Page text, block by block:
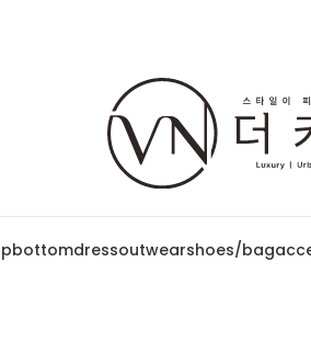
bottomdressoutwearshoes/bag